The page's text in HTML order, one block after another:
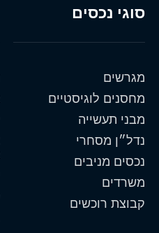
סוגי נכסים
מגרשים
מחסנים לוגיסטיים
מבני תעשייה
נדל״ן מסחרי
נכסים מניבים
משרדים
קבוצת רוכשים